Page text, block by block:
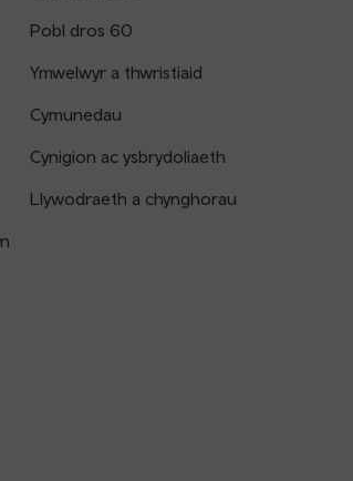
Pobl dros 60
Ymwelwyr a thwristiaid
Cymunedau
Cynigion ac ysbrydoliaeth
Llywodraeth a chynghorau